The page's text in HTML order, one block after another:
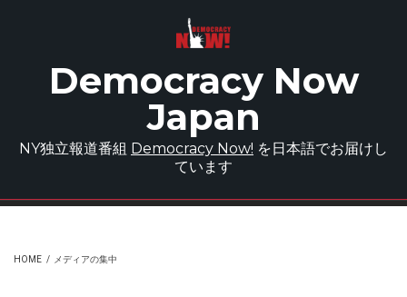
Democracy Now
Japan
NY独立報道番組 Democracy Now! を日本語でお届けし
ています
HOME / メディアの集中